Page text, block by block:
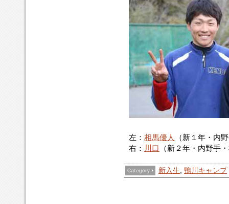
左： 相馬優人
（新１年・内
右： 川口 （新２年・内野手
新入生, 鴨川キャンプ